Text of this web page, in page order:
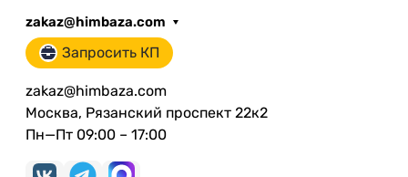
zakaz@himbaza.com
Запросить КП
zakaz@himbaza.com
Москва, Рязанский проспект 22к2
Пн—Пт 09:00 – 17:00